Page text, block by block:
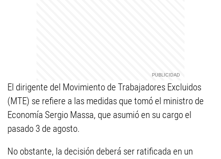
El dirigente del Movimiento de Trabajadores Excluidos
(MTE) se refiere a las medidas que tomó el ministro de
Economía Sergio Massa, que asumió en su cargo el
pasado 3 de agosto.
No obstante, la decisión deberá ser ratificada en un